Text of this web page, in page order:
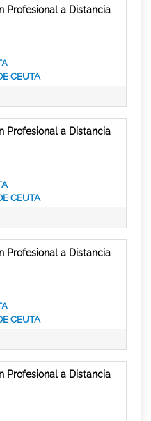
Profesional a Distancia
CEUTA
Profesional a Distancia
CEUTA
Profesional a Distancia
CEUTA
Profesional a Distancia